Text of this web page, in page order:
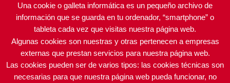
Una cookie o galleta informática es un pequeño archivo de
información que se guarda en tu ordenador, “smartphone” o
tableta cada vez que visitas nuestra página web.
Algunas cookies son nuestras y otras pertenecen a empresas
externas que prestan servicios para nuestra página web.
Las cookies pueden ser de varios tipos: las cookies técnicas son
necesarias para que nuestra página web pueda funcionar, no